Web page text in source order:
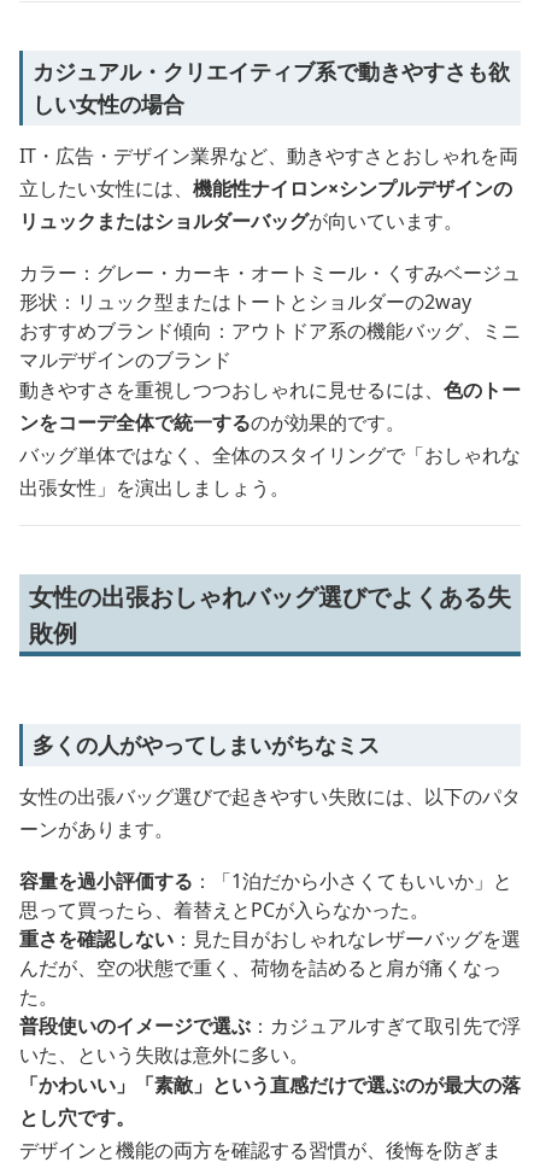
カジュアル・クリエイティブ系で動きやすさも欲
しい女性の場合
IT・広告・デザイン業界など、動きやすさとおしゃれを両
立したい女性には、 機能性ナイロン×シンプルデザインの
リュックまたはショルダーバッグが向いています。
カラー：グレー・カーキ・オートミール・くすみベージュ
形状：リュック型またはトートとショルダーの2way
おすすめブランド傾向：アウトドア系の機能バッグ、ミニ
マルデザインのブランド
動きやすさを重視しつつおしゃれに見せるには、 色のトー
ンをコーデ全体で統一するのが効果的です。
バッグ単体ではなく、全体のスタイリングで「おしゃれな
出張女性」を演出しましょう。
女性の出張おしゃれバッグ選びでよくある失
敗例
多くの人がやってしまいがちなミス
女性の出張バッグ選びで起きやすい失敗には、以下のパタ
ーンがあります。
容量を過小評価する ：「1泊だから小さくてもいいか」と
思って買ったら、着替えとPCが入らなかった。
重さを確認しない ：見た目がおしゃれなレザーバッグを選
んだが、空の状態で重く、荷物を詰めると肩が痛くなっ
た。
普段使いのイメージで選ぶ ：カジュアルすぎて取引先で浮
いた、という失敗は意外に多い。
「かわいい」「素敵」という直感だけで選ぶのが最大の落
とし穴です。
デザインと機能の両方を確認する習慣が、後悔を防ぎま